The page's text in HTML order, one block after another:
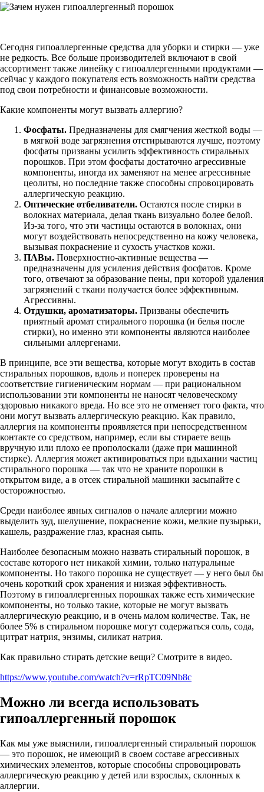
Сегодня гипоаллергенные средства для уборки и стирки — уже
не редкость. Все больше производителей включают в свой
ассортимент также линейку с гипоаллергенными продуктами —
сейчас у каждого покупателя есть возможность найти средства
под свои потребности и финансовые возможности.
Какие компоненты могут вызвать аллергию?
Фосфаты. Предназначены для смягчения жесткой воды —
в мягкой воде загрязнения отстирываются лучше, поэтому
фосфаты призваны усилить эффективность стиральных
порошков. При этом фосфаты достаточно агрессивные
компоненты, иногда их заменяют на менее агрессивные
цеолиты, но последние также способны спровоцировать
аллергическую реакцию.
Оптические отбеливатели. Остаются после стирки в
волокнах материала, делая ткань визуально более белой.
Из-за того, что эти частицы остаются в волокнах, они
могут воздействовать непосредственно на кожу человека,
вызывая покраснение и сухость участков кожи.
ПАВы. Поверхностно-активные вещества —
предназначены для усиления действия фосфатов. Кроме
того, отвечают за образование пены, при которой удаления
загрязнений с ткани получается более эффективным.
Агрессивны.
Отдушки, ароматизаторы. Призваны обеспечить
приятный аромат стирального порошка (и белья после
стирки), но именно эти компоненты являются наиболее
сильными аллергенами.
В принципе, все эти вещества, которые могут входить в состав
стиральных порошков, вдоль и поперек проверены на
соответствие гигиеническим нормам — при рациональном
использовании эти компоненты не наносят человеческому
здоровью никакого вреда. Но все это не отменяет того факта, что
они могут вызвать аллергическую реакцию. Как правило,
аллергия на компоненты проявляется при непосредственном
контакте со средством, например, если вы стираете вещь
вручную или плохо ее прополоскали (даже при машинной
стирке). Аллергия может активироваться при вдыхании частиц
стирального порошка — так что не храните порошки в
открытом виде, а в отсек стиральной машинки засыпайте с
осторожностью.
Среди наиболее явных сигналов о начале аллергии можно
выделить зуд, шелушение, покраснение кожи, мелкие пузырьки,
кашель, раздражение глаз, красная сыпь.
Наиболее безопасным можно назвать стиральный порошок, в
составе которого нет никакой химии, только натуральные
компоненты. Но такого порошка не существует — у него был бы
очень короткий срок хранения и низкая эффективность.
Поэтому в гипоаллергенных порошках также есть химические
компоненты, но только такие, которые не могут вызвать
аллергическую реакцию, и в очень малом количестве. Так, не
более 5% в стиральном порошке могут содержаться соль, сода,
цитрат натрия, энзимы, силикат натрия.
Как правильно стирать детские вещи? Смотрите в видео.
https://www.youtube.com/watch?v=rRpTC09Nb8c
Можно ли всегда использовать
гипоаллергенный порошок
Как мы уже выяснили, гипоаллергенный стиральный порошок
— это порошок, не имеющий в своем составе агрессивных
химических элементов, которые способны спровоцировать
аллергическую реакцию у детей или взрослых, склонных к
аллергии.